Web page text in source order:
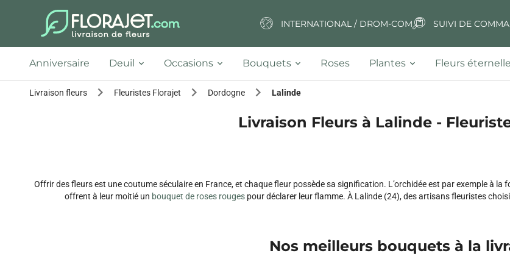
INTERNATIONAL / DROM-COM SUIVI DE
Anniversaire Deuil Occasions Bouquets Roses Plantes Fleurs
Livraison fleurs Fleuristes Florajet Dordogne Lalinde
Livraison Fleurs à Lalinde -
Offrir des fleurs est une coutume séculaire en France, et chaque fleur possède sa signification. L’orchidée est par exemple à
offrent à leur moitié un bouquet de roses rougespour déclarer leur flamme. À Lalinde (24), des artisans fleuristes
Nos meilleurs bouquets à la